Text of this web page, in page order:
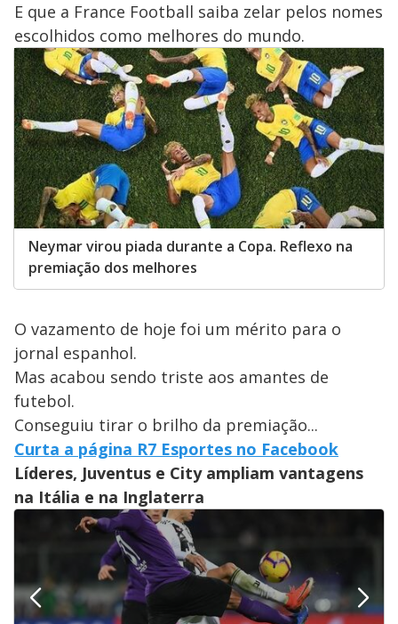
E que a France Football saiba zelar pelos nomes
escolhidos como melhores do mundo.
Neymar virou piada durante a Copa. Reflexo na
premiação dos melhores
O vazamento de hoje foi um mérito para o
jornal espanhol.
Mas acabou sendo triste aos amantes de
futebol.
Conseguiu tirar o brilho da premiação...
Curta a página R7 Esportes no Facebook
Líderes, Juventus e City ampliam vantagens
na Itália e na Inglaterra